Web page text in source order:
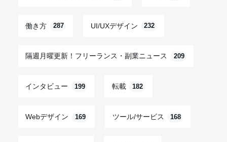
働き方 287 UI/UXデザイン 232
隔週月曜更新！フリーランス・副業ニュース 209
インタビュー 199 転載 182
Webデザイン 169 ツール/サービス 168